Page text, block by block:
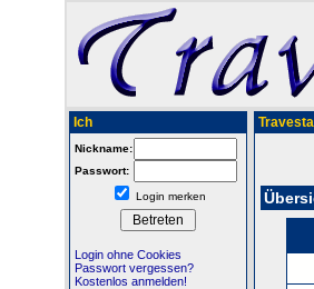
Ich
Nickname:
Passwort:
Login merken
Login ohne Cookies
Passwort vergessen?
Kostenlos anmelden!